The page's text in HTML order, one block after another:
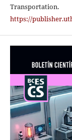
Transportation.
https://